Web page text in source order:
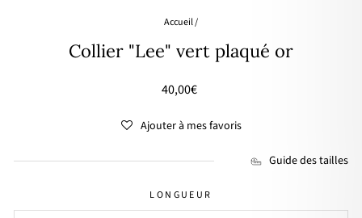
Accueil/
Collier "Lee" vert plaqué or
Prix
40,00€
Ajouter à mes favoris
Guide des tailles
LONGUEUR